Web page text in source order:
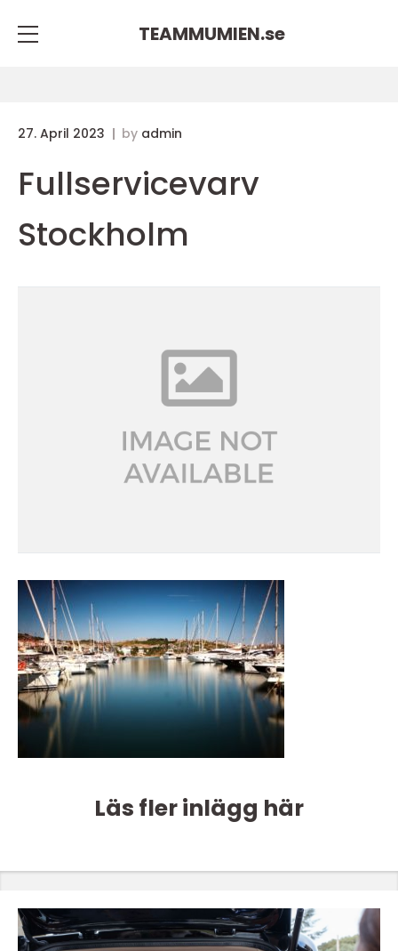
TEAMMUMIEN.se
27. April 2023 by admin
Fullservicevarv
Stockholm
Läs fler inlägg här